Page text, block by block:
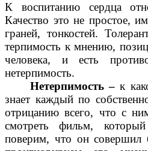
К воспитанию сердца
Качество это не простое,
граней, тонкостей.
терпимость к мнению,
человека, и есть
нетерпимость.
Нетерпимость – к
знает каждый по
отрицанию всего, что с
смотреть фильм,
поверим, что он совершил